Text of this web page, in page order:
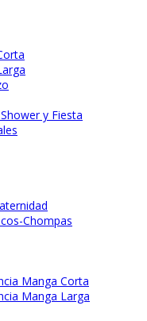
y Fiesta
Chompas
Manga Corta
Manga Larga